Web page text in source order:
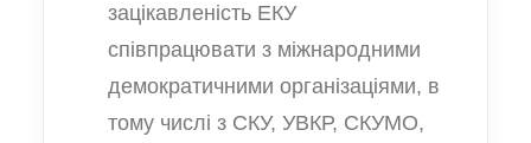
зацікавленість ЕКУ
співпрацювати з міжнародними
демократичними організаціями, в
тому числі з СКУ, УВКР, СКУМО,